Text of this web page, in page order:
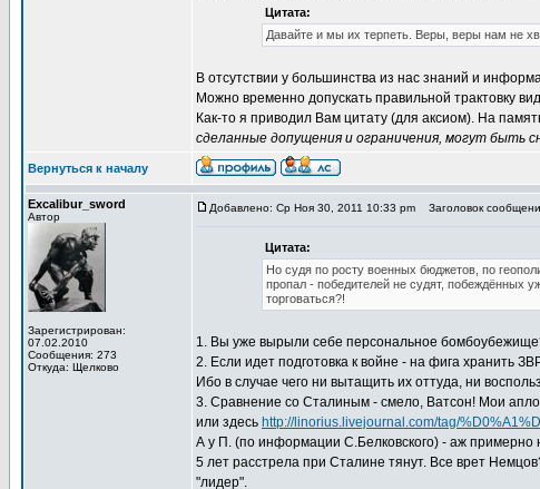
Цитата:
Давайте и мы их терпеть. Веры, веры нам не
В отсутствии у большинства из нас знаний и
Можно временно допускать правильной трактовку
Как-то я приводил Вам цитату (для аксиом). На
сделанные допущения и ограничения, могут быть
Вернуться к началу
Excalibur_sword
Автор
Зарегистрирован:
07.02.2010
Сообщения: 273
Откуда: Щелково
Добавлено: Ср Ноя 30, 2011 10:33 pm Заголовок
Цитата:
Но судя по росту военных бюджетов, по
пропал - победителей не судят, побеждённых
торговаться?!
1. Вы уже вырыли себе персональное
2. Если идет подготовка к войне - на фига хранить
Ибо в случае чего ни вытащить их оттуда, ни
3. Сравнение со Сталиным - смело, Ватсон! Мои
или здесь http://linorius.livejournal.com/tag/
А у П. (по информации С.Белковского) - аж примерно
5 лет расстрела при Сталине тянут. Все врет
"лидер".